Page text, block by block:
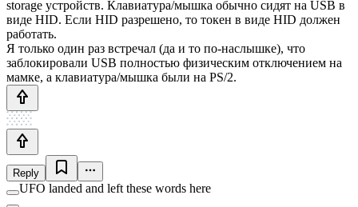
storage устройств. Клавиатура/мышка обычно сидят на USB в
виде HID. Если HID разрешено, то токен в виде HID должен
работать.
Я только один раз встречал (да и то по-наслышке), что
заблокировали USB полностью физическим отключением на
мамке, а клавиатура/мышка были на PS/2.
Reply
UFO landed and left these words here